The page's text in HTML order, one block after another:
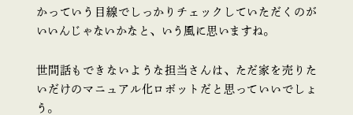
かっていう目線でしっかりチェックしていただくのが
いいんじゃないかなと、いう風に思いますね。
世間話もできないような担当さんは、ただ家を売りた
いだけのマニュアル化ロボットだと思っていいでしょ
う。